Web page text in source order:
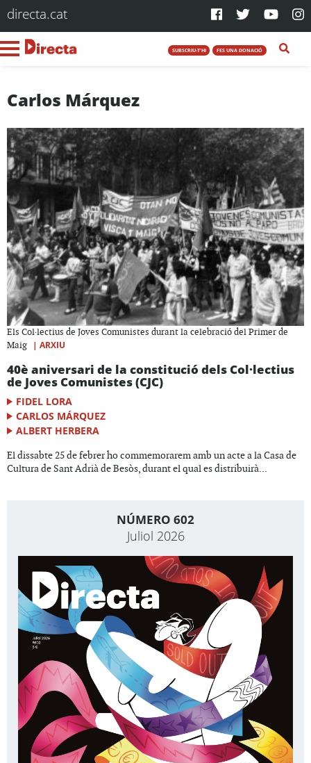
directa.cat
SUBSCRIU-T'HI FES UNA DONACIÓ
Carlos Márquez
Els Col·lectius de Joves Comunistes durant la celebració del Primer de
Maig
| ARXIU
40è aniversari de la constitució dels Col·lectius
de Joves Comunistes (CJC)
FIDEL LORA
CARLOS MÁRQUEZ
ALBERT HERBERA
El dissabte 25 de febrer ho commemorarem amb un acte a la Casa de
Cultura de Sant Adrià de Besòs, durant el qual es distribuirà...
NÚMERO 602
Juliol 2026